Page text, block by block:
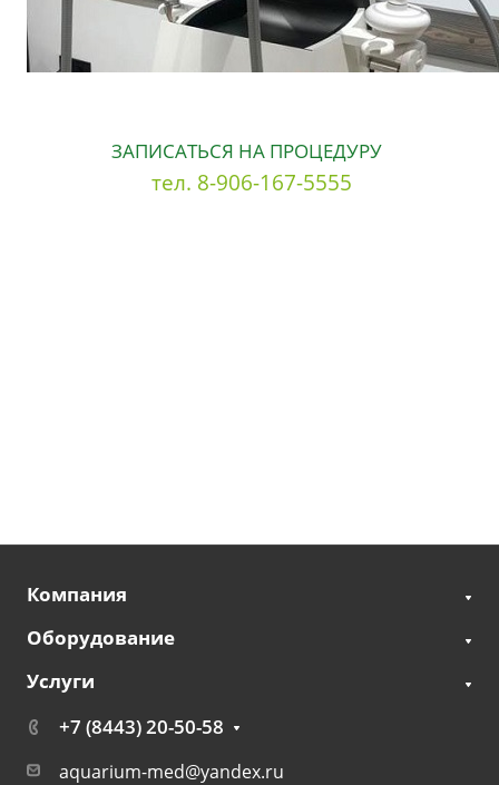
ЗАПИСАТЬСЯ НА ПРОЦЕДУРУ
тел. 8-906-167-5555
Компания
Оборудование
Услуги
+7 (8443) 20-50-58
aquarium-med@yandex.ru